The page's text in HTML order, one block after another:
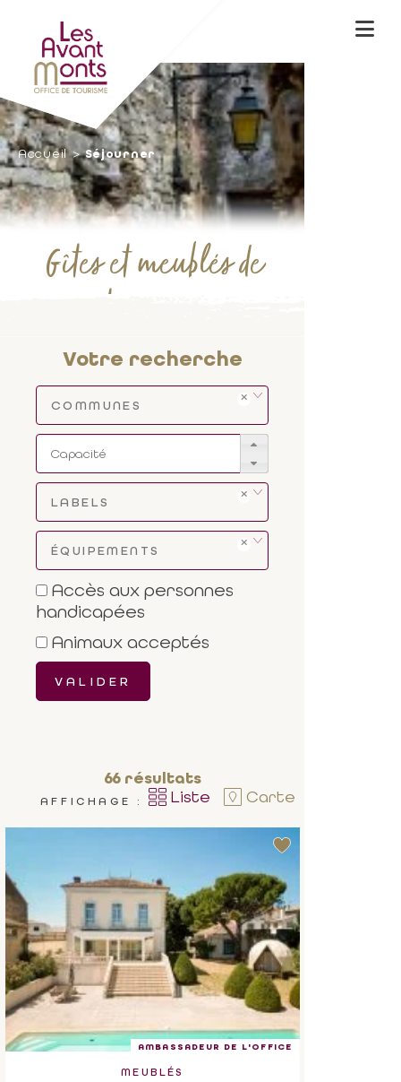
Accueil Séjourner
Gîtes et meublés de
Votre recherche
COMMUNES
LABELS
ÉQUIPEMENTS
Accès aux personnes
handicapées
Animaux acceptés
VALIDER
66résultats
AFFICHAGE : Liste Carte
AMBASSADEUR DE L'OFFICE
MEUBLÉS